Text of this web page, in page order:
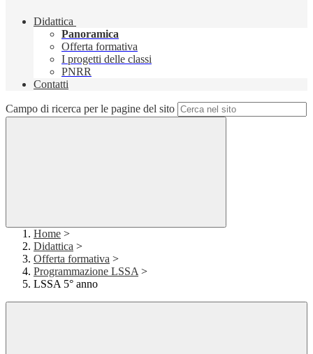
Didattica
Panoramica
Offerta formativa
I progetti delle classi
PNRR
Contatti
Campo di ricerca per le pagine del sito
Home >
Didattica >
Offerta formativa >
Programmazione LSSA >
LSSA 5° anno